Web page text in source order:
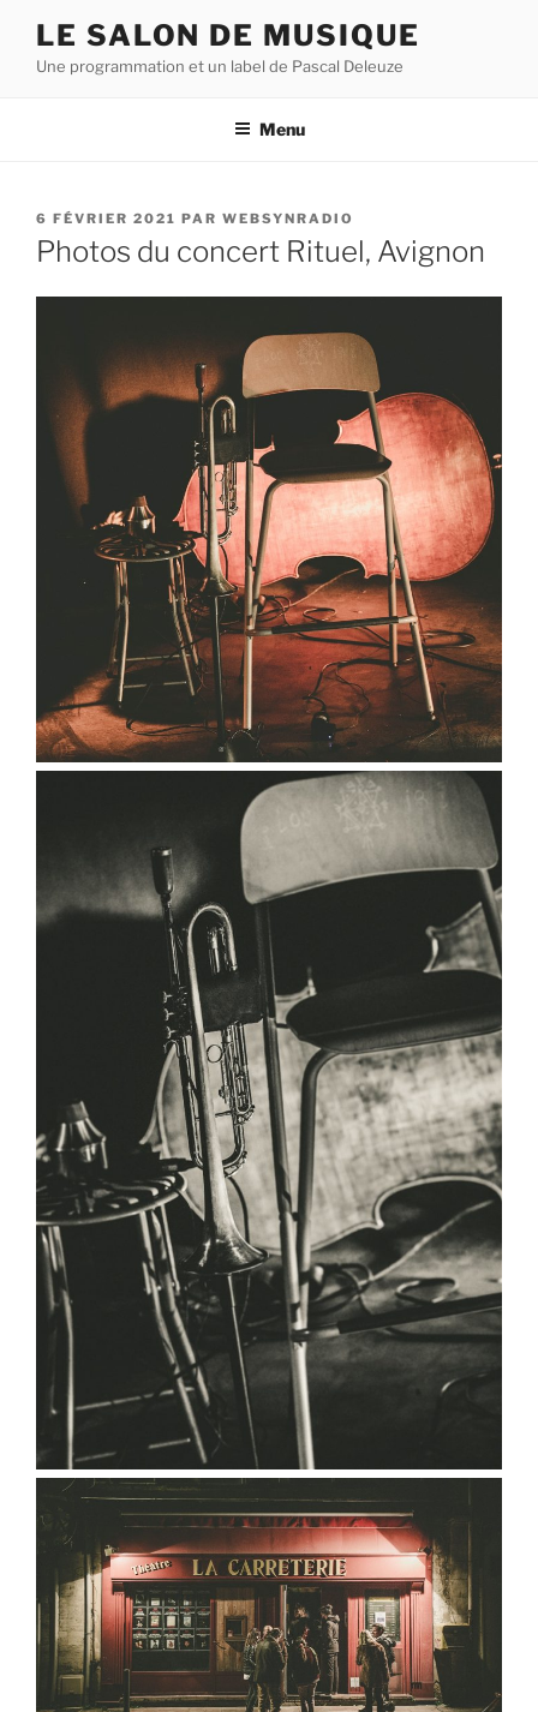
contenu
LE SALON DE MUSIQUE
Une programmation et un label de Pascal Deleuze
Menu
PUBLIÉ
LE
6 FÉVRIER 2021 PAR WEBSYNRADIO
Photos du concert Rituel, Avignon